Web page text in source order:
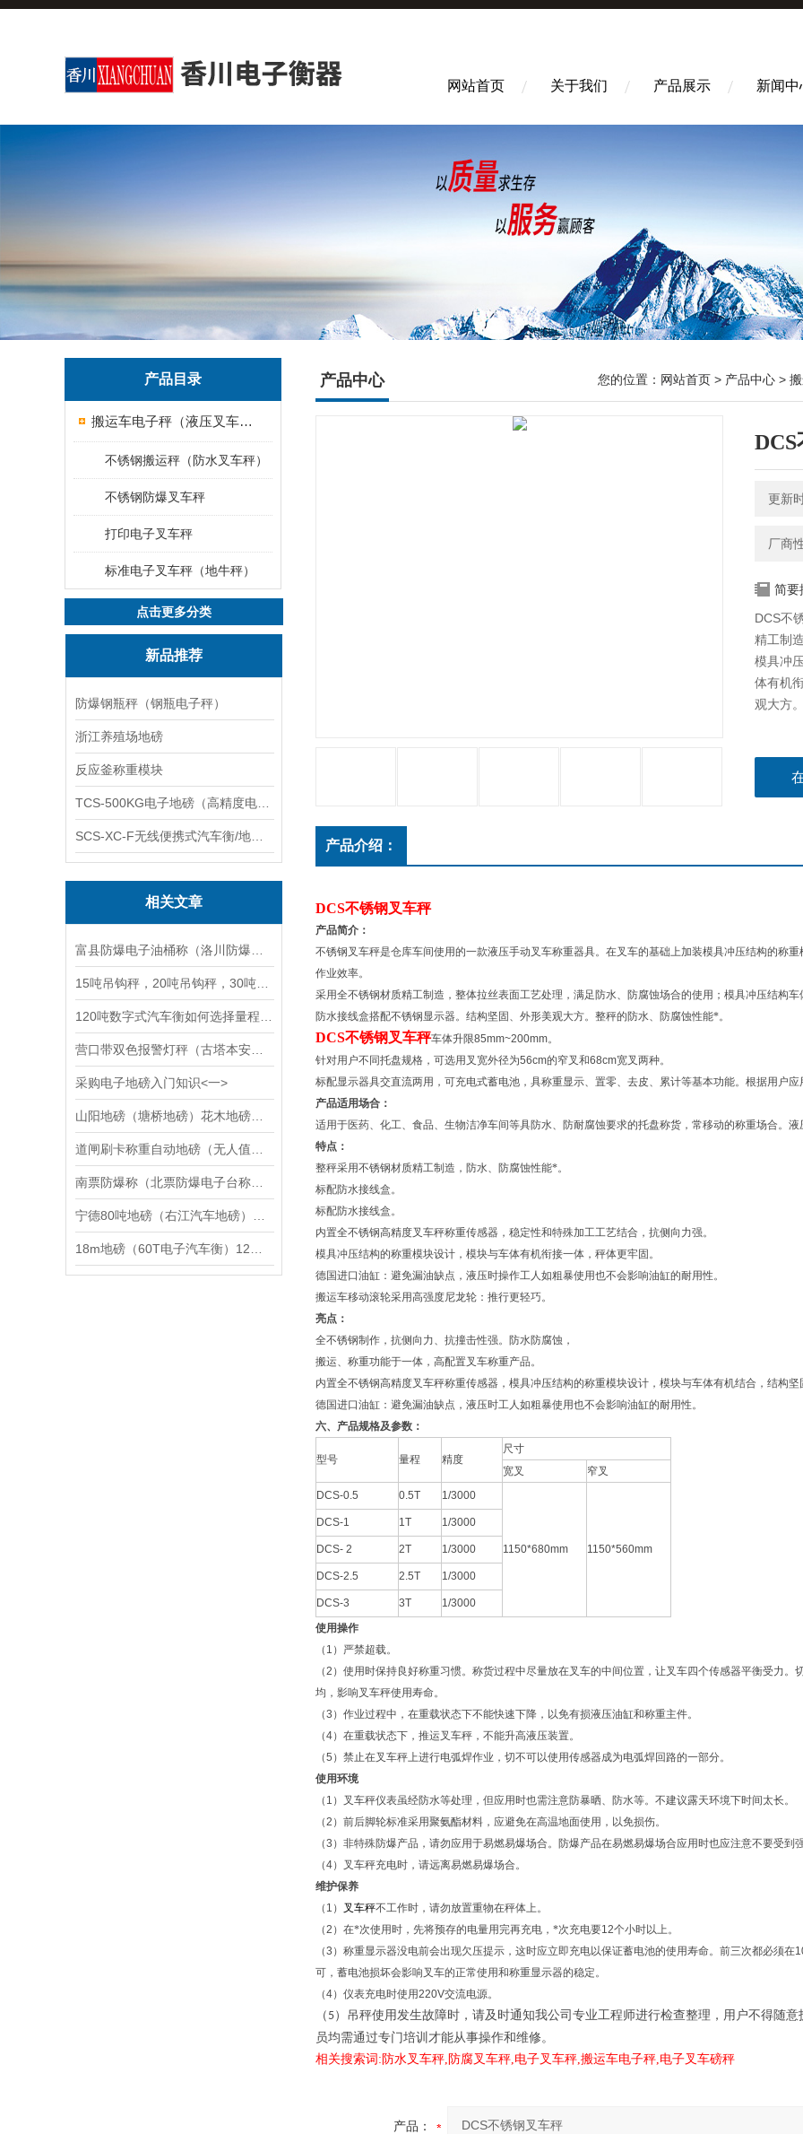
网站首页 关于我们 产品展示 新闻中
产品目录
搬运车电子秤（液压叉车电子称）
不锈钢搬运秤（防水叉车秤）
不锈钢防爆叉车秤
打印电子叉车秤
标准电子叉车秤（地牛秤）
点击更多分类
新品推荐
防爆钢瓶秤（钢瓶电子秤）
浙江养殖场地磅
反应釜称重模块
相关文章
采购电子地磅入门知识<一>
产品中心 您的位置： 网站首页 > 产品中心 >
更新
厂商
简要
DCS不
精工制
模具冲
体有机
观大方。
产品介绍：
DCS不锈钢叉车秤
产品简介：
不锈钢叉车秤是仓库车间使用的一款液压手动叉车称重器具。在叉车的基础上加装模具冲压结构的称
作业效率。
采用全不锈钢材质精工制造，整体拉丝表面工艺处理，满足防水、防腐蚀场合的使用；模具冲压结构车
防水接线盒搭配不锈钢显示器。结构坚固、外形美观大方。整秤的防水、防腐蚀性能*。
DCS不锈钢叉车秤车体升限85mm~200mm。
针对用户不同托盘规格，可选用叉宽外径为56cm的窄叉和68cm宽叉两种。
标配显示器具交直流两用，可充电式蓄电池，具称重显示、置零、去皮、累计等基本功能。根据用户
产品适用场合：
适用于医药、化工、食品、生物洁净车间等具防水、防耐腐蚀要求的托盘称货，常移动的称重场合。
特点：
整秤采用不锈钢材质精工制造，防水、防腐蚀性能*。
标配防水接线盒。
标配防水接线盒。
内置全不锈钢高精度叉车秤称重传感器，稳定性和特殊加工工艺结合，抗侧向力强。
模具冲压结构的称重模块设计，模块与车体有机衔接一体，秤体更牢固。
德国进口油缸：避免漏油缺点，液压时操作工人如粗暴使用也不会影响油缸的耐用性。
搬运车移动滚轮采用高强度尼龙轮：推行更轻巧。
亮点：
全不锈钢制作，抗侧向力、抗撞击性强。防水防腐蚀，
搬运、称重功能于一体，高配置叉车称重产品。
内置全不锈钢高精度叉车秤称重传感器，模具冲压结构的称重模块设计，模块与车体有机结合，结构坚
德国进口油缸：避免漏油缺点，液压时工人如粗暴使用也不会影响油缸的耐用性。
六、产品规格及参数：
型号 量程 精度
尺寸
宽叉
窄叉
DCS-0.5
0.5T 1/3000
1150*680mm 1150*560mm
DCS-1 1T 1/3000
DCS- 2 2T 1/3000
DCS-2.5 2.5T 1/3000
DCS-3 3T
1/3000
使用操作
（ 1 ）严禁超载。
（2 ）使用时保持良好称重习惯。称货过程中尽量放在叉车的中间位置，让叉车四个传感器平衡受力
均，影响叉车秤使用寿命。
（3 ）作业过程中，在重载状态下不能快速下降，以免有损液压油缸和称重主件。
（4）在重载状态下，推运叉车秤，不能升高液压装置。
（5 ）禁止在叉车秤上进行电弧焊作业，切不可以使用传感器成为电弧焊回路的一部分。
使用环境
（ 1 ）叉车秤仪表虽经防水等处理，但应用时也需注意防暴晒、防水等。不建议露天环境下时间太长。
（2 ）前后脚轮标准采用聚氨酯材料，应避免在高温地面使用，以免损伤。
（3 ）非特殊防爆产品，请勿应用于易燃易爆场合。防爆产品在易燃易爆场合应用时也应注意不要受到
（4）叉车秤充电时，请远离易燃易爆场合。
维护保养
（ 1 ） 叉车秤不工作时，请勿放置重物在秤体上。
（2 ）在*次使用时，先将预存的电量用完再充电，*次充电要12个小时以上。
（3 ）称重显示器没电前会出现欠压提示，这时应立即充电以保证蓄电池的使用寿命。前三次都必须在
可，蓄电池损坏会影响叉车的正常使用和称重显示器的稳定。
（4）仪表充电时使用220V交流电源。
（ 5）吊秤使用发生故障时，请及时通知我公司专业工程师进行检查整理，用户不得随
员均需通过专门培训才能从事操作和维修。
相关搜索词:防水叉车秤,防腐叉车秤,电子叉车秤,搬运车电子秤,电子叉车磅秤
产品：